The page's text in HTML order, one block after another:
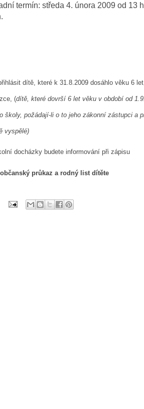
termín: středa 4. února 2009 od 13
dítě, které k 31.8.2009 dosáhlo věku 6
(dítě, které dovrší 6 let věku v období od
školy, požádají-li o to jeho zákonní zástupci a
vyspělé)
docházky budete informování při zápisu
občanský průkaz a rodný list dítěte